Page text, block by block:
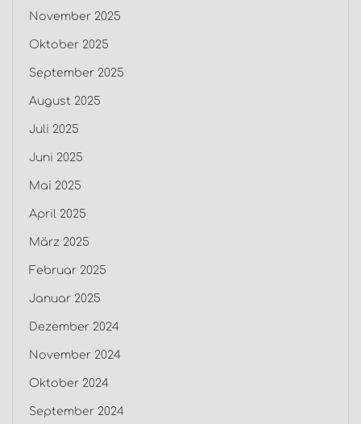
November 2025
Oktober 2025
September 2025
August 2025
Juli 2025
Juni 2025
Mai 2025
April 2025
März 2025
Februar 2025
Januar 2025
Dezember 2024
November 2024
Oktober 2024
September 2024